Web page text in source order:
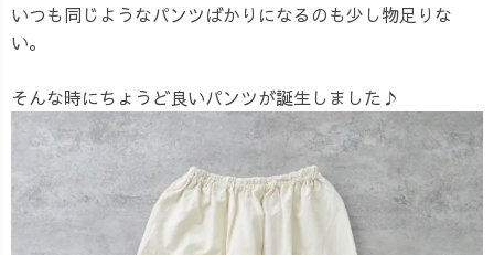
いつも同じようなパンツばかりになるのも少し物足りな
い。
そんな時にちょうど良いパンツが誕生しました♪